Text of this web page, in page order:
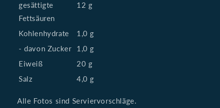
gesättigte
Fettsäuren
12 g
Kohlenhydrate
1,0 g
- davon Zucker
1,0 g
Eiweiß
20 g
Salz
4,0 g
Alle Fotos sind Serviervorschläge.